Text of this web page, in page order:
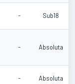
- Sub18
- Absoluta
- Absoluta